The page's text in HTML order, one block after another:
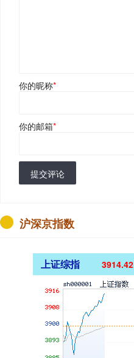
你的昵称*
你的邮箱*
提交评论
沪深京指数
上证综指 3914.42